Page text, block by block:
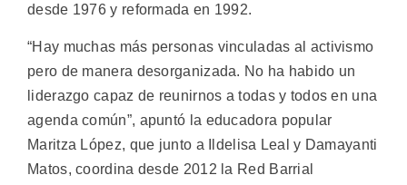
desde 1976 y reformada en 1992.
“Hay muchas más personas vinculadas al activismo
pero de manera desorganizada. No ha habido un
liderazgo capaz de reunirnos a todas y todos en una
agenda común”, apuntó la educadora popular
Maritza López, que junto a Ildelisa Leal y Damayanti
Matos, coordina desde 2012 la Red Barrial